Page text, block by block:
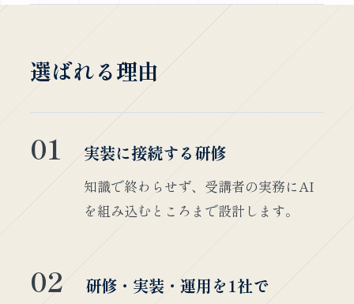
選ばれる理由
01 実装に接続する研修
知識で終わらせず、受講者の実務にAI
を組み込むところまで設計します。
02 研修・実装・運用を1社で